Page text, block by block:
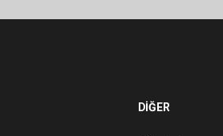
DİĞER